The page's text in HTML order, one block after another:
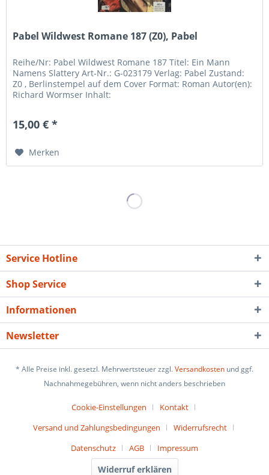
Pabel Wildwest Romane 187 (Z0), Pabel
Reihe/Nr: Pabel Wildwest Romane 187 Titel: Ein Mann
Namens Slattery Art-Nr.: G-023179 Verlag: Pabel Zustand:
Z0 , Berlinstempel auf dem Cover Format: Roman Autor(en):
Richard Wormser Inhalt:
15,00 € *
Merken
Service Hotline
Shop Service
Informationen
Newsletter
* Alle Preise inkl. gesetzl. Mehrwertsteuer zzgl.Versandkosten und ggf.
Nachnahmegebühren, wenn nicht anders beschrieben
Cookie-Einstellungen
Kontakt
Versand und Zahlungsbedingungen
Widerrufsrecht
Datenschutz
AGB Impressum
Widerruf erklären